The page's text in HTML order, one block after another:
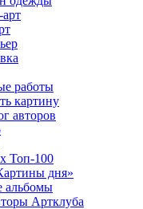
работы
картину
авторов
Топ-100
дня»
альбомы
Артклуба